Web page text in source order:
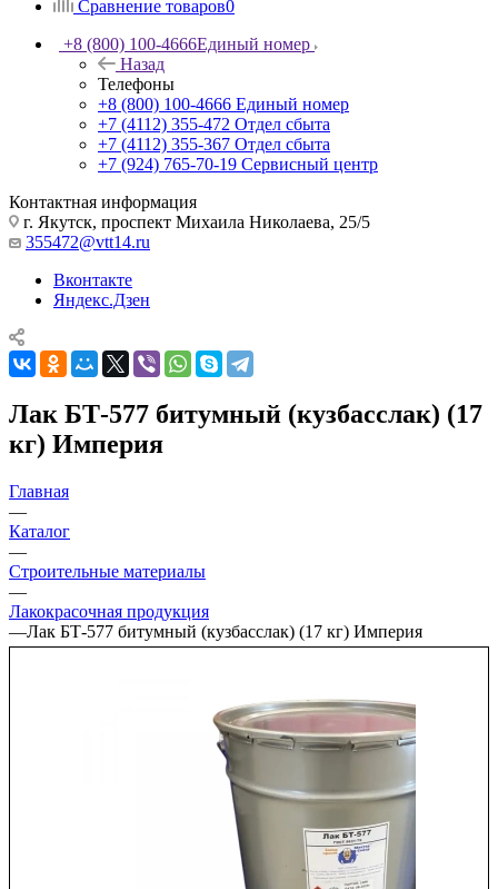
Сравнение товаров0
+8 (800) 100-4666Единый номер
Назад
Телефоны
+8 (800) 100-4666 Единый номер
+7 (4112) 355-472 Отдел сбыта
+7 (4112) 355-367 Отдел сбыта
+7 (924) 765-70-19 Сервисный центр
Контактная информация
г. Якутск, проспект Михаила Николаева, 25/5
355472@vtt14.ru
Вконтакте
Яндекс.Дзен
Лак БТ-577 битумный (кузбасслак) (17
кг) Империя
Главная
—
Каталог
—
Строительные материалы
—
Лакокрасочная продукция
—Лак БТ-577 битумный (кузбасслак) (17 кг) Империя